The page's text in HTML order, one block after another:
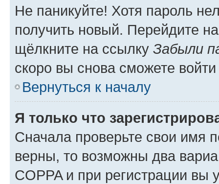
Не паникуйте! Хотя пароль
получить новый. Перейдите
щёлкните на ссылку Забыли
скоро вы снова сможете
Вернуться к началу
Я только что
Сначала проверьте свои имя
верны, то возможны два
COPPA и при регистрации вы